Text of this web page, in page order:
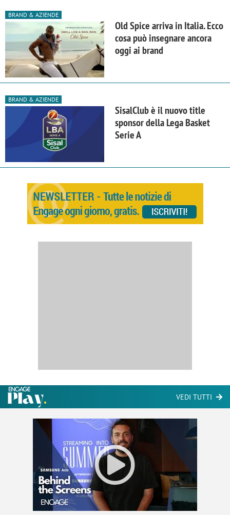
BRAND & AZIENDE
Old Spice arriva in Italia. Ecco
cosa può insegnare ancora
oggi ai brand
BRAND & AZIENDE
SisalClub è il nuovo title
sponsor della Lega Basket
Serie A
VEDI TUTTI